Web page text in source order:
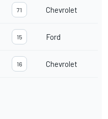
71 Chevrolet
15 Ford
16 Chevrolet